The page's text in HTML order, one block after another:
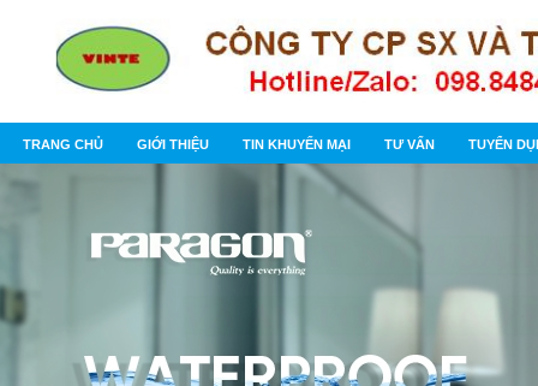
TRANG CHỦ GIỚI THIỆU TIN KHUYẾN MẠI TƯ VẤN TUYỂN